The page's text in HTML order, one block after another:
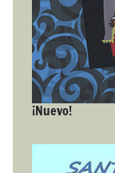
¡Nuevo!